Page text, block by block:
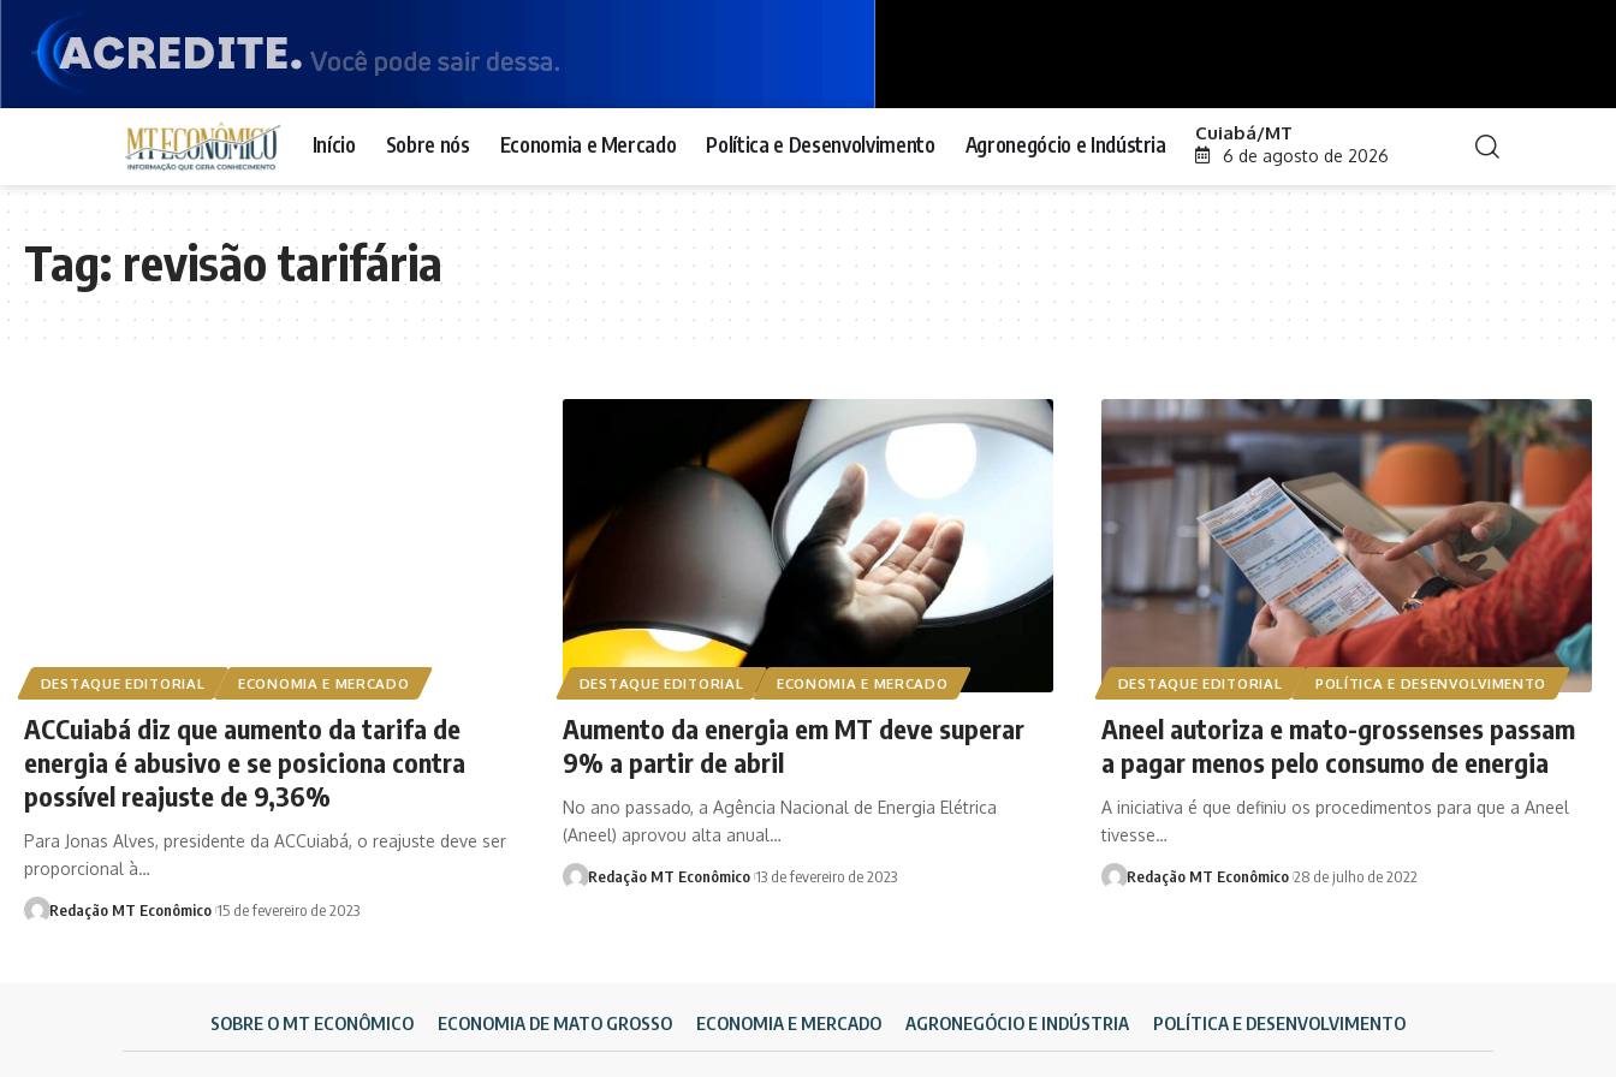
Início Sobre nós Economia e Mercado Política e Desenvolvimento Agronegócio e Indústria Cuiabá/MT
6 de agosto de 2026
Tag:revisão tarifária
DESTAQUE EDITORIAL ECONOMIA E MERCADO
ACCuiabá diz que aumento da tarifa de
energia é abusivo e se posiciona contra
possível reajuste de 9,36%
Para Jonas Alves, presidente da ACCuiabá, o reajuste deve ser
proporcional à…
Redação MT Econômico 15 de fevereiro de 2023
DESTAQUE EDITORIAL ECONOMIA E MERCADO
Aumento da energia em MT deve superar
9% a partir de abril
No ano passado, a Agência Nacional de Energia Elétrica
(Aneel) aprovou alta anual…
Redação MT Econômico 13 de fevereiro de 2023
DESTAQUE EDITORIAL POLÍTICA E DESENVOLVIMENTO
Aneel autoriza e mato-grossenses passam
a pagar menos pelo consumo de energia
A iniciativa é que definiu os procedimentos para que a Aneel
tivesse…
Redação MT Econômico 28 de julho de 2022
SOBRE O MT ECONÔMICO ECONOMIA DE MATO GROSSO ECONOMIA E MERCADO AGRONEGÓCIO E INDÚSTRIA POLÍTICA E DESENVOLVIMENTO